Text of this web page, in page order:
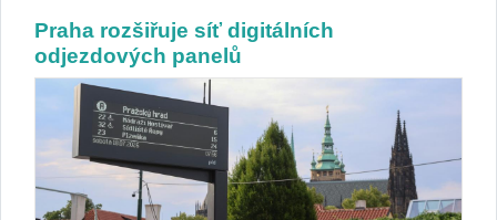
Praha rozšiřuje síť digitálních
odjezdových panelů